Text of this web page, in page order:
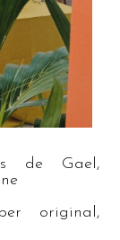
de Gael,
original,